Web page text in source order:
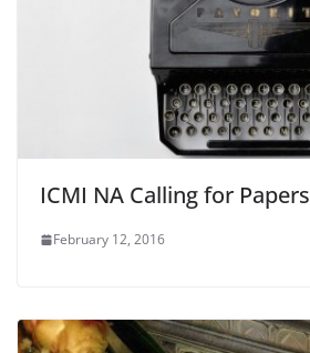
ICMI NA Calling for Papers
February 12, 2016